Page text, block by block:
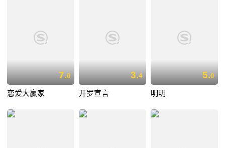
7.0
恋爱大赢家
3.4
开罗宣言
5.0
明明